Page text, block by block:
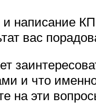
написание
вас
и что
на эти